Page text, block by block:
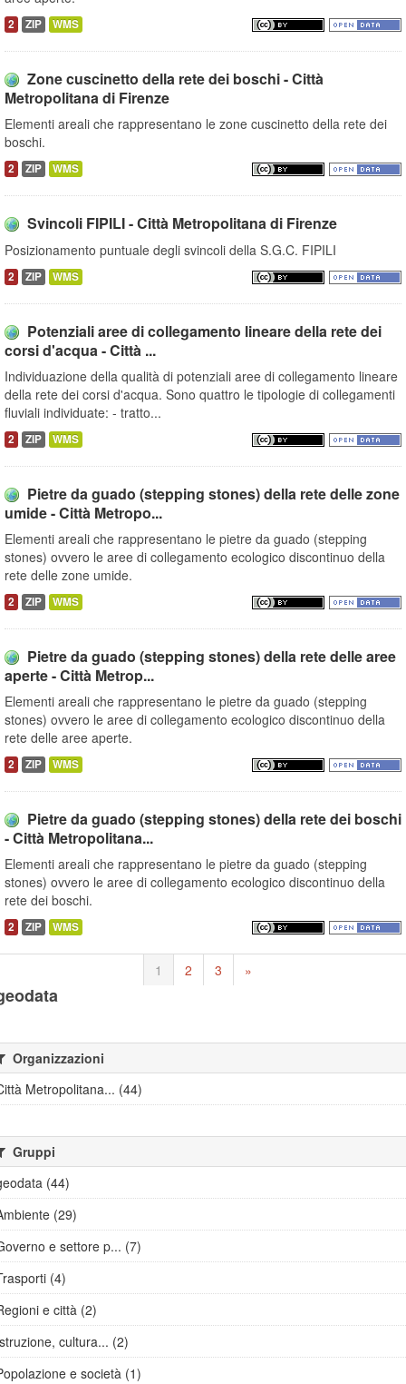
2 ZIP WMS
Zone cuscinetto della rete dei boschi - Città
Metropolitana di Firenze
Elementi areali che rappresentano le zone cuscinetto della rete dei
boschi.
2 ZIP WMS
Svincoli FIPILI - Città Metropolitana di Firenze
Posizionamento puntuale degli svincoli della S.G.C. FIPILI
2 ZIP WMS
Potenziali aree di collegamento lineare della rete dei
corsi d'acqua - Città ...
Individuazione della qualità di potenziali aree di collegamento lineare
della rete dei corsi d'acqua. Sono quattro le tipologie di collegamenti
fluviali individuate: - tratto...
2 ZIP WMS
Pietre da guado (stepping stones) della rete delle zone
umide - Città Metropo...
Elementi areali che rappresentano le pietre da guado (stepping
stones) ovvero le aree di collegamento ecologico discontinuo della
rete delle zone umide.
2 ZIP WMS
Pietre da guado (stepping stones) della rete delle aree
aperte - Città Metrop...
Elementi areali che rappresentano le pietre da guado (stepping
stones) ovvero le aree di collegamento ecologico discontinuo della
rete delle aree aperte.
2 ZIP WMS
Pietre da guado (stepping stones) della rete dei boschi
- Città Metropolitana...
Elementi areali che rappresentano le pietre da guado (stepping
stones) ovvero le aree di collegamento ecologico discontinuo della
rete dei boschi.
2 ZIP WMS
1 2 3 »
Organizzazioni
Metropolitana... (44)
Gruppi
(44)
(29)
e settore p... (7)
(4)
e città (2)
cultura... (2)
e società (1)